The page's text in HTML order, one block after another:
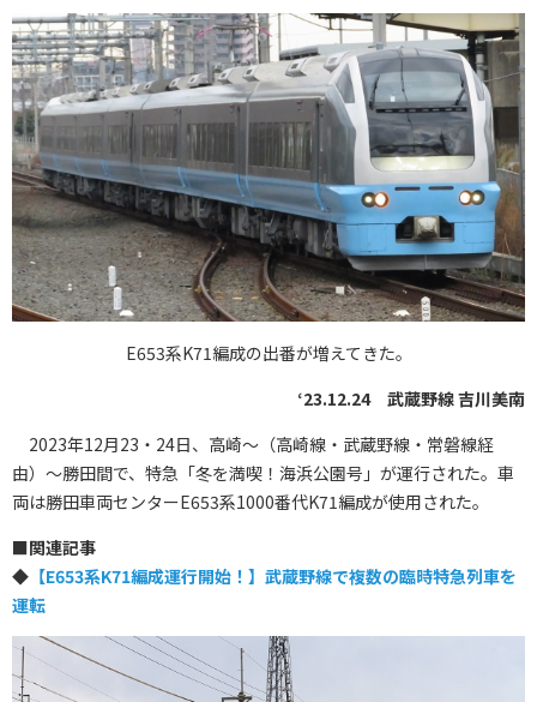
E653系K71編成の出番が増えてきた。
‘23.12.24 武蔵野線 吉川美南
2023年12月23・24日、高崎～（高崎線・武蔵野線・常磐線経
由）～勝田間で、特急「冬を満喫！海浜公園号」が運行された。車
両は勝田車両センターE653系1000番代K71編成が使用された。
■関連記事
◆ 【E653系K71編成運行開始！】武蔵野線で複数の臨時特急列車を
運転